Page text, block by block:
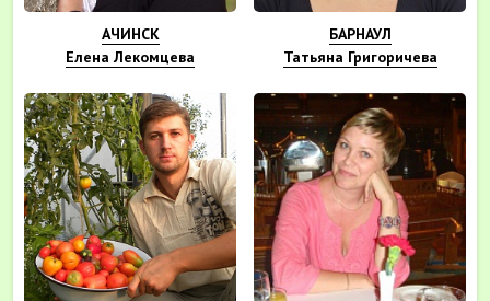
АЧИНСК
Елена Лекомцева
БАРНАУЛ
Татьяна Григоричева